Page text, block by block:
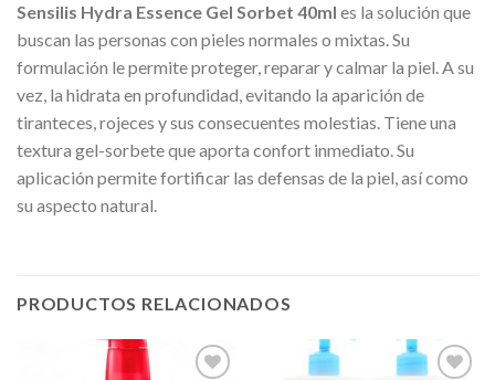
Sensilis Hydra Essence Gel Sorbet 40ml es la solución que
buscan las personas con pieles normales o mixtas. Su
formulación le permite proteger, reparar y calmar la piel. A su
vez, la hidrata en profundidad, evitando la aparición de
tiranteces, rojeces y sus consecuentes molestias. Tiene una
textura gel-sorbete que aporta confort inmediato. Su
aplicación permite fortificar las defensas de la piel, así como
su aspecto natural.
PRODUCTOS RELACIONADOS